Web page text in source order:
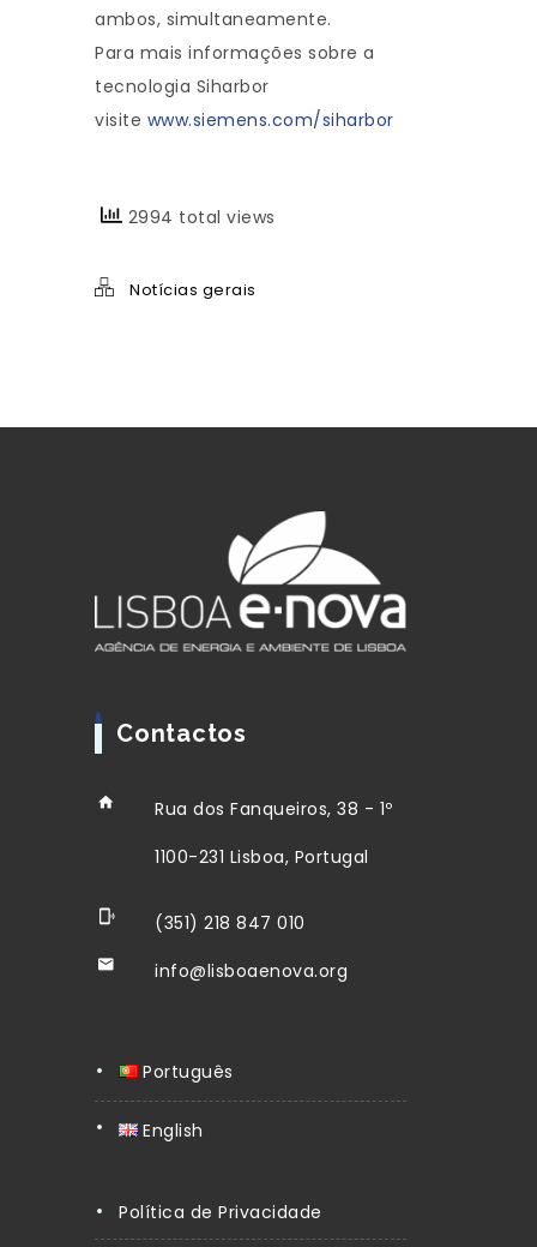
ambos, simultaneamente.
Para mais informações sobre a
tecnologia Siharbor
visite www.siemens.com/siharbor
2994 total views
Notícias gerais
Contactos
Rua dos Fanqueiros, 38 - 1º
1100-231 Lisboa, Portugal
(351) 218 847 010
info@lisboaenova.org
Português
English
Política de Privacidade